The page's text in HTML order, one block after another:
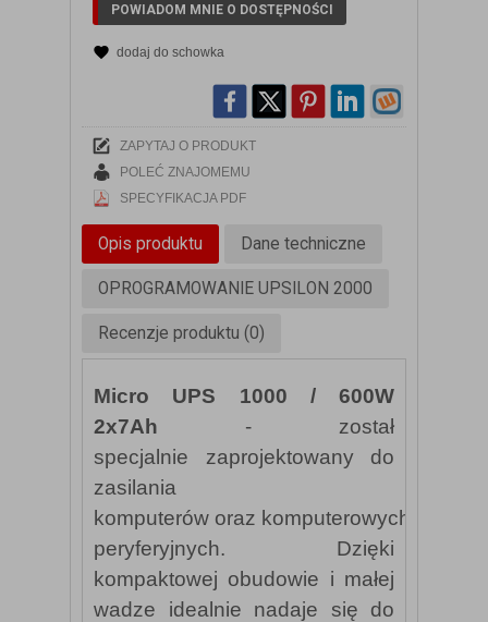
POWIADOM MNIE O DOSTĘPNOŚCI
dodaj do schowka
ZAPYTAJ O PRODUKT
POLEĆ ZNAJOMEMU
SPECYFIKACJA PDF
Opis produktu Dane techniczne
OPROGRAMOWANIE UPSILON 2000
Recenzje produktu (0)
Micro UPS 1000 / 600W
2x7Ah - został
specjalnie zaprojektowany do
zasilania
komputerów oraz komputerowych
peryferyjnych. Dzięki
kompaktowej obudowie i małej
wadze idealnie nadaje się do